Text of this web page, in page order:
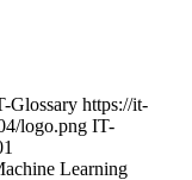
Glossary https://it-
logo.png IT-
Learning